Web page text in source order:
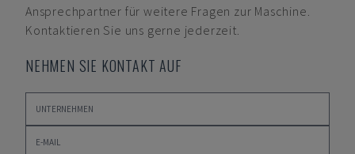
Ansprechpartner für weitere Fragen zur Maschine.
Kontaktieren Sie uns gerne jederzeit.
NEHMEN SIE KONTAKT AUF